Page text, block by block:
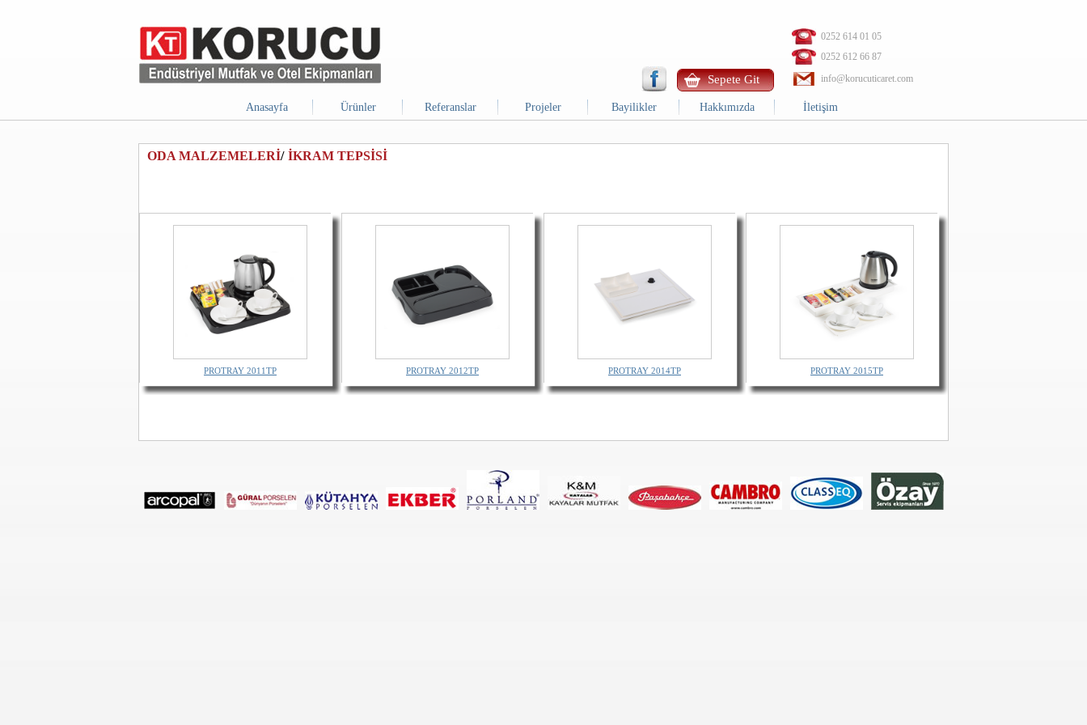
Sepete Git
0252 614 01 05
0252 612 66 87
info@korucuticaret.com
Anasayfa Ürünler Referanslar Projeler Bayilikler Hakkımızda İletişim
ODA MALZEMELERİ/ İKRAM TEPSİSİ
PROTRAY 2011TP PROTRAY 2012TP PROTRAY 2014TP PROTRAY 2015TP